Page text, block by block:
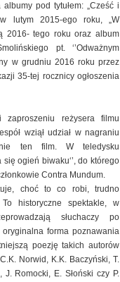
pod tytułem: „Cześć i
w lutym 2015-ego roku, „W
2016- tego roku oraz album
pt. ‘’Odważnym
w grudniu 2016 roku przez
35-tej rocznicy ogłoszenia
reżysera filmu
wziął udział w nagraniu
ten film. W teledysku
ogień biwaku‘’, do którego
Contra Mundum.
choć to co robi, trudno
To historyczne spektakle, w
słuchaczy po
forma poznawania
poezję takich autorów
Norwid, K.K. Baczyński, T.
Romocki, E. Słoński czy P.